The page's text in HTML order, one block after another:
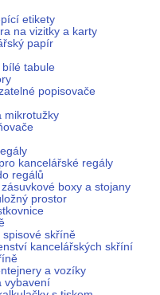
etikety
na vizitky a karty
papír
bílé tabule
popisovače
mikrotužky
kancelářské regály
regálů
boxy a stojany
prostor
spisové skříně
kancelářských skříní
a vozíky
vybavení